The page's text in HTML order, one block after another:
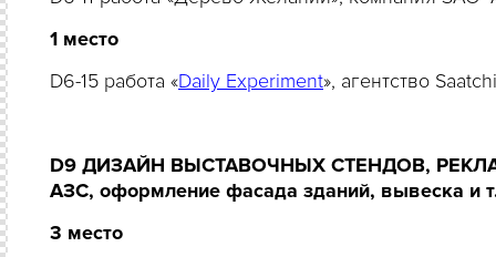
1 место
D6-15 работа «Daily Experiment», агентство
D9 ДИЗАЙН ВЫСТАВОЧНЫХ СТЕНДОВ,
АЗС, оформление фасада зданий, вывеска и
3 место